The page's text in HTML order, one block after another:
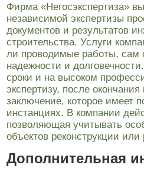
Фирма «Негосэкспертиза»
независимой экспертизы
документов и результатов
строительства. Услуги
ли проводимые работы, сам
надежности и
сроки и на высоком
экспертизу, после
заключение, которое имеет
инстанциях. В компании
позволяющая учитывать
объектов реконструкции или
Дополнительная